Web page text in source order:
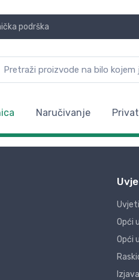
podrška
Naručivanje
Opći
Opći